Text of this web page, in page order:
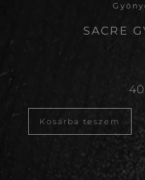
SACRE
Kosárba teszem